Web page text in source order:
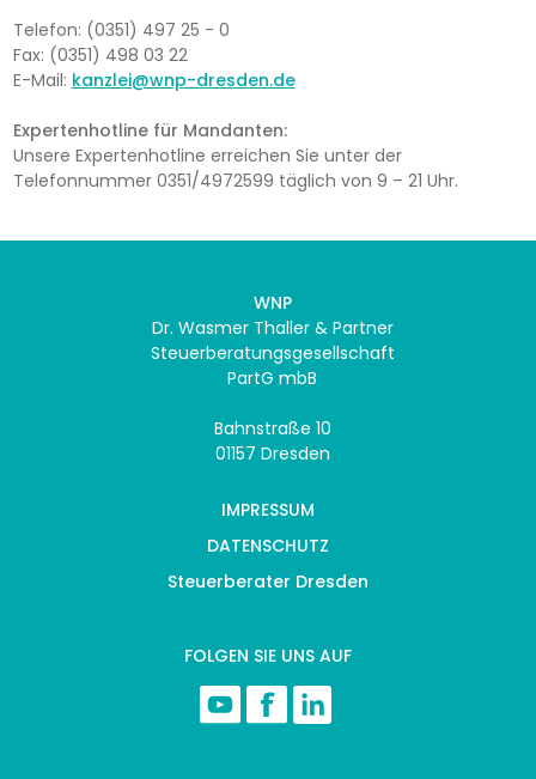
Telefon: (0351) 497 25 - 0
Fax: (0351) 498 03 22
E-Mail: kanzlei@wnp-dresden.de
Expertenhotline für Mandanten:
Unsere Expertenhotline erreichen Sie unter der
Telefonnummer 0351/4972599 täglich von 9 – 21 Uhr.
WNP
Dr. Wasmer Thaller & Partner
Steuerberatungsgesellschaft
PartG mbB
Bahnstraße 10
01157 Dresden
IMPRESSUM
DATENSCHUTZ
Steuerberater Dresden
FOLGEN SIE UNS AUF